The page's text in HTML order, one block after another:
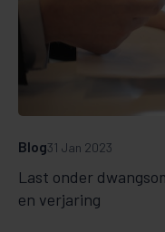
Last onder
en verjaring
Blog31 Jan 2023